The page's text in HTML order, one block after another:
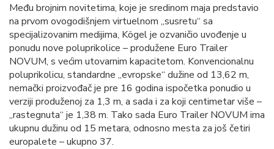
Među brojnim novitetima, koje je sredinom maja predstavio
na prvom ovogodišnjem virtuelnom „susretu“ sa
specijalizovanim medijima, Kögel je ozvaničio uvođenje u
ponudu nove poluprikolice – produžene Euro Trailer
NOVUM, s većim utovarnim kapacitetom. Konvencionalnu
poluprikolicu, standardne „evropske“ dužine od 13,62 m,
nemački proizvođač je pre 16 godina ispočetka ponudio u
verziji produženoj za 1,3 m, a sada i za koji centimetar više –
„rastegnuta“ je 1,38 m. Tako sada Euro Trailer NOVUM ima
ukupnu dužinu od 15 metara, odnosno mesta za još četiri
europalete – ukupno 37.